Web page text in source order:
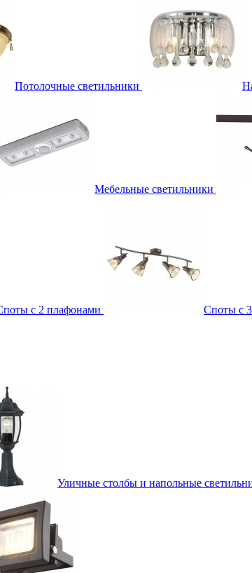
Потолочные светильники
Мебельные светильники
с 2 плафонами
Споты с
Уличные столбы и напольные